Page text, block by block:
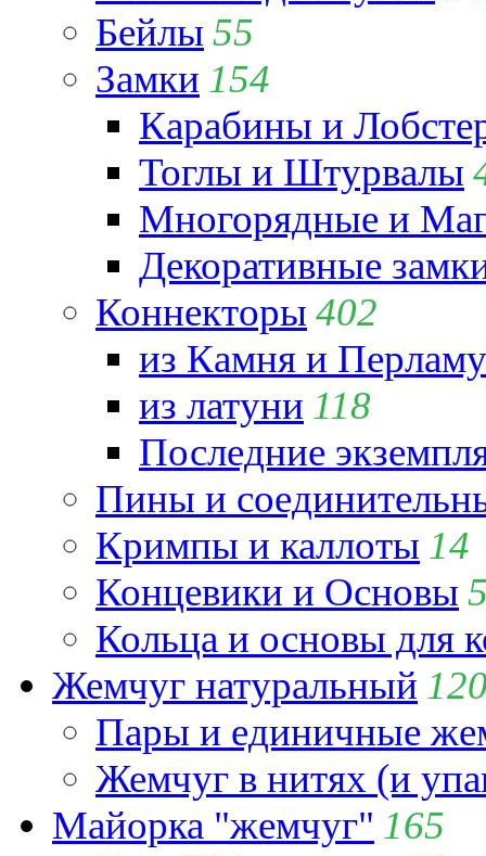
Бейлы 55
Замки 154
Карабины и
Тоглы и Штурвалы
Многорядные и
Декоративные
Коннекторы 402
из Камня и
из латуни 118
Последние
Пины и
Кримпы и каллоты 14
Концевики и Основы
Кольца и основы для
Жемчуг натуральный
Пары и единичные
Жемчуг в нитях (и
Майорка "жемчуг" 165